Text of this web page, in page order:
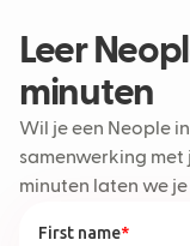
Leer
minuten
Wil je een Neople
samenwerking
minuten laten we